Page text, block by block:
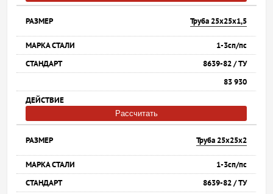
Труба 25х25х1,5
1-3сп/пс
8639-82 / ТУ
83 930
Рассчитать
Труба 25х25х2
1-3сп/пс
8639-82 / ТУ